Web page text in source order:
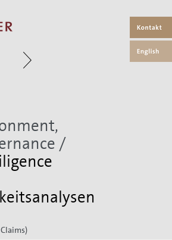
Zum aktuellen Menüpunkt
/